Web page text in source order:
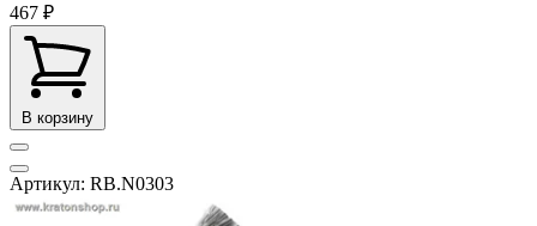
467 ₽
В корзину
Артикул: RB.N0303